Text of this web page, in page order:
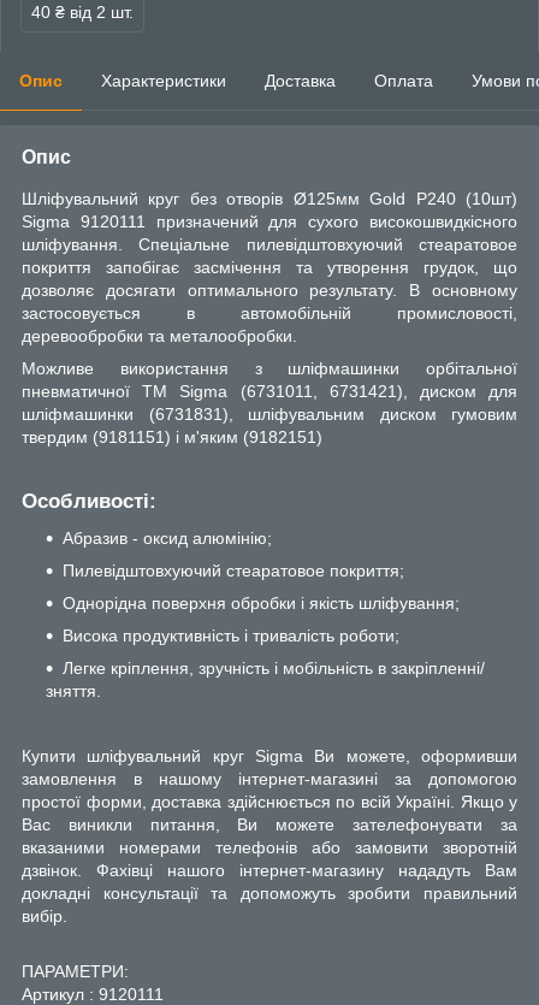
40 ₴ від 2 шт.
Опис Характеристики Доставка Оплата Умови
Опис
Шліфувальний круг без отворів Ø125мм Gold P240 (10шт)
Sigma 9120111 призначений для сухого високошвидкісного
шліфування. Спеціальне пилевідштовхуючий стеаратовое
покриття запобігає засмічення та утворення грудок, що
дозволяє досягати оптимального результату. В основному
застосовується в автомобільній промисловості,
деревообробки та металообробки.
Можливе використання з шліфмашинки орбітальної
пневматичної ТМ Sigma (6731011, 6731421), диском для
шліфмашинки (6731831), шліфувальним диском гумовим
твердим (9181151) і м'яким (9182151)
Особливості:
Абразив - оксид алюмінію;
Пилевідштовхуючий стеаратовое покриття;
Однорідна поверхня обробки і якість шліфування;
Висока продуктивність і тривалість роботи;
Легке кріплення, зручність і мобільність в закріпленні/
зняття.
Купити шліфувальний круг Sigma Ви можете, оформивши
замовлення в нашому інтернет-магазині за допомогою
простої форми, доставка здійснюється по всій Україні. Якщо у
Вас виникли питання, Ви можете зателефонувати за
вказаними номерами телефонів або замовити зворотній
дзвінок. Фахівці нашого інтернет-магазину нададуть Вам
докладні консультації та допоможуть зробити правильний
вибір.
ПАРАМЕТРИ:
Артикул : 9120111